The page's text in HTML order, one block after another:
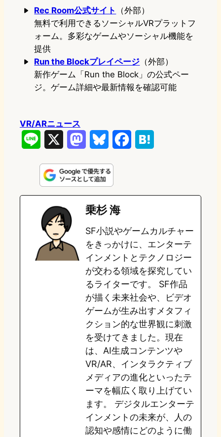
Rec Room公式サイト
（外部）
無料で利用できるソーシャルVRプラットフ
ォーム。多彩なゲームやソーシャル機能を
提供
Run the Blockプレイページ （外部）
新作ゲーム「Run the Block」の公式ペー
ジ。ゲーム詳細や最新情報を確認可能
VR/ARニュース
n
e
s
t
o
d
o
n
u
e
s
k
y
e
o
o
k
e
a
乗杉 海
SF小説やゲームカルチャー
をきっかけに、エンターテ
インメントとテクノロジー
が交わる領域を探究してい
るライターです。 SF作品
が描く未来社会や、ビデオ
ゲームが生み出すメタフィ
クション的な世界観に刺激
を受けてきました。現在
は、AI生成コンテンツや
VR/AR、インタラクティブ
メディアの進化といったテ
ーマを幅広く取り上げてい
ます。 デジタルエンターテ
インメントの未来が、人の
認知や感情にどのように働